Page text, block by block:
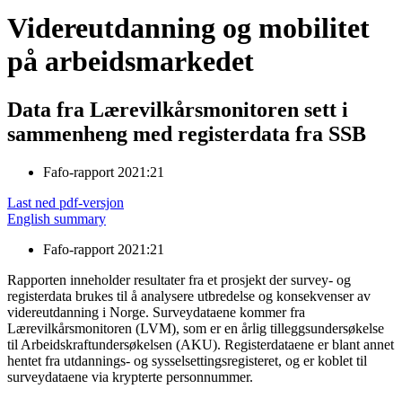
Videreutdanning og mobilitet
på arbeidsmarkedet
Data fra Lærevilkårsmonitoren sett i
sammenheng med registerdata fra SSB
Fafo-rapport 2021:21
Last ned pdf-versjon
English summary
Fafo-rapport 2021:21
Rapporten inneholder resultater fra et prosjekt der survey- og
registerdata brukes til å analysere utbredelse og konsekvenser av
videreutdanning i Norge. Surveydataene kommer fra
Lærevilkårsmonitoren (LVM), som er en årlig tilleggsundersøkelse
til Arbeidskraftundersøkelsen (AKU). Registerdataene er blant annet
hentet fra utdannings- og sysselsettingsregisteret, og er koblet til
surveydataene via krypterte personnummer.